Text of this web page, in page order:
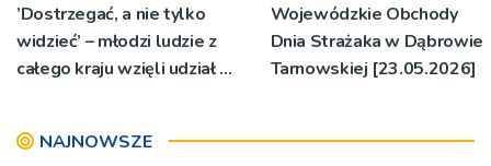
’Dostrzegać, a nie tylko
widzieć’ – młodzi ludzie z
całego kraju wzięli udział w
Wojewódzkie Obchody
Dnia Strażaka w Dąbrowie
Tarnowskiej [23.05.2026]
NAJNOWSZE